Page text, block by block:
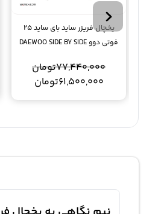
یخچال فریزر ساید بای ساید 25
فوتی دوو DAEWOO SIDE BY SIDE
61,500,000تومان
77,440,000تومان